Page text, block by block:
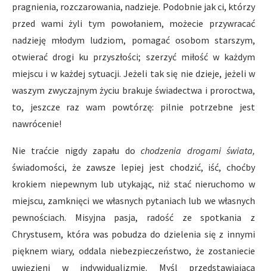
pragnienia, rozczarowania, nadzieje. Podobnie jak ci, którzy
przed wami żyli tym powołaniem, możecie przywracać
nadzieję młodym ludziom, pomagać osobom starszym,
otwierać drogi ku przyszłości; szerzyć miłość w każdym
miejscu i w każdej sytuacji. Jeżeli tak się nie dzieje, jeżeli w
waszym zwyczajnym życiu brakuje świadectwa i proroctwa,
to, jeszcze raz wam powtórzę: pilnie potrzebne jest
nawrócenie!
Nie traćcie nigdy zapału dochodzenia drogami świata,
świadomości, że zawsze lepiej jest chodzić, iść, choćby
krokiem niepewnym lub utykając, niż stać nieruchomo w
miejscu, zamknięci we własnych pytaniach lub we własnych
pewnościach. Misyjna pasja, radość ze spotkania z
Chrystusem, która was pobudza do dzielenia się z innymi
pięknem wiary, oddala niebezpieczeństwo, że zostaniecie
uwięzieni w indywidualizmie. Myśl przedstawiająca